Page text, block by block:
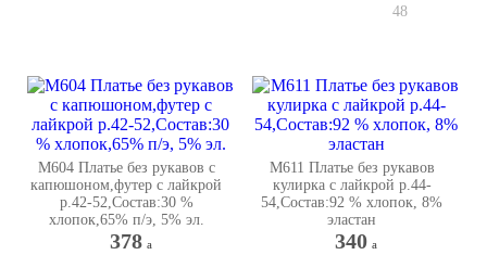
48
М604 Платье без рукавов с
капюшоном,футер с лайкрой
р.42-52,Состав:30 %
хлопок,65% п/э, 5% эл.
378 a
М611 Платье без рукавов
кулирка с лайкрой р.44-
54,Состав:92 % хлопок, 8%
эластан
340 a